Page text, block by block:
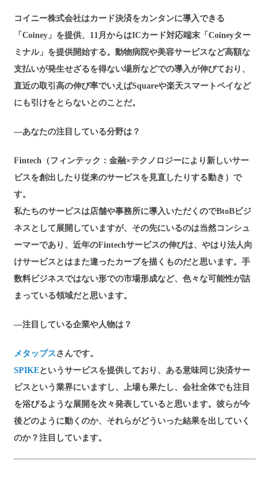
コイニー株式会社はカード決済をカンタンに導入できる
「Coiney」を提供、11月からはICカード対応端末「Coineyター
ミナル」を提供開始する。動物病院や美容サービスなど高額な
支払いが発生せざるを得ない場所などでの導入が伸びており、
直近の取引高の伸び率でいえばSquareや楽天スマートペイなど
にも引けをとらないとのことだ。
―あなたの注目している分野は？
Fintech（フィンテック：金融×テクノロジーにより新しいサー
ビスを創出したり従来のサービスを見直したりする動き）で
す。
私たちのサービスは店舗や事務所に導入いただくのでBtoBビジ
ネスとして展開していますが、その先にいるのは当然コンシュ
ーマーであり、近年のFintechサービスの伸びは、やはり法人向
けサービスとはまた違ったカーブを描くものだと思います。手
数料ビジネスではない形での市場形成など、色々な可能性が詰
まっている領域だと思います。
―注目している企業や人物は？
メタップスさんです。
SPIKEというサービスを提供しており、ある意味同じ決済サー
ビスという業界にいますし、上場も果たし、会社全体でも注目
を浴びるような展開を次々発表していると思います。彼らが今
後どのように動くのか、それらがどういった結果を出していく
のか？注目しています。